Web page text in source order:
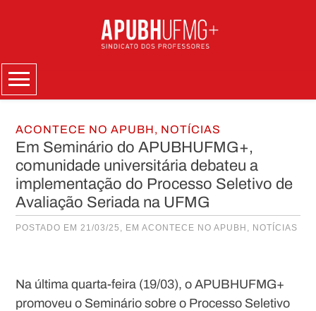
Menu
ACONTECE NO APUBH, NOTÍCIAS
Em Seminário do APUBHUFMG+,
comunidade universitária debateu a
implementação do Processo Seletivo de
Avaliação Seriada na UFMG
POSTADO EM 21/03/25, EMACONTECE NO APUBH NOTÍCIAS
Na última quarta-feira (19/03), o APUBHUFMG+
promoveu o Seminário sobre o Processo Seletivo